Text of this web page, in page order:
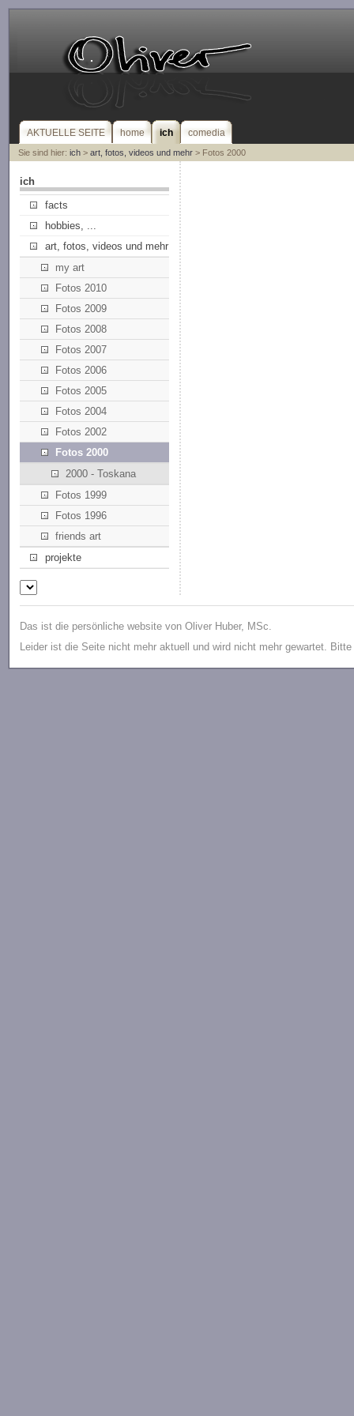
AKTUELLE SEITE home ich comedia
Sie sind hier: ich> art, fotos, videos und mehr> Fotos 2000
ich
facts
hobbies, ...
art, fotos, videos und mehr
my art
Fotos 2010
Fotos 2009
Fotos 2008
Fotos 2007
Fotos 2006
Fotos 2005
Fotos 2004
Fotos 2002
Fotos 2000
2000 - Toskana
Fotos 1999
Fotos 1996
friends art
projekte
Das ist die persönliche website von Oliver Huber, MSc.
Leider ist die Seite nicht mehr aktuell und wird nicht mehr gewartet.